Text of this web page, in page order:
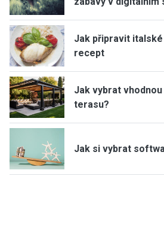
Jak připravit
recept
Jak vybrat
terasu?
Jak si vybrat